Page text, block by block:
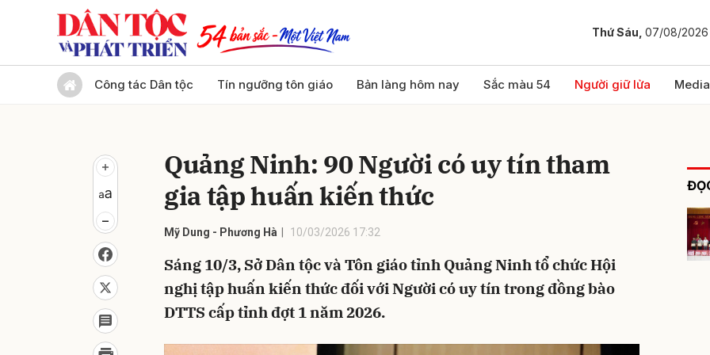
Thứ Sáu, 07/08/2026
Công tác Dân tộc Tín ngưỡng tôn giáo Bản làng hôm nay Sắc màu 54 Người giữ lửa Media
Quảng Ninh: 90 Người có uy tín tham
gia tập huấn kiến thức
Mỹ Dung - Phương Hà 10/03/2026 17:32
Sáng 10/3, Sở Dân tộc và Tôn giáo tỉnh Quảng Ninh tổ chức Hội
nghị tập huấn kiến thức đối với Người có uy tín trong đồng bào
DTTS cấp tỉnh đợt 1 năm 2026.
Gửi bình luận